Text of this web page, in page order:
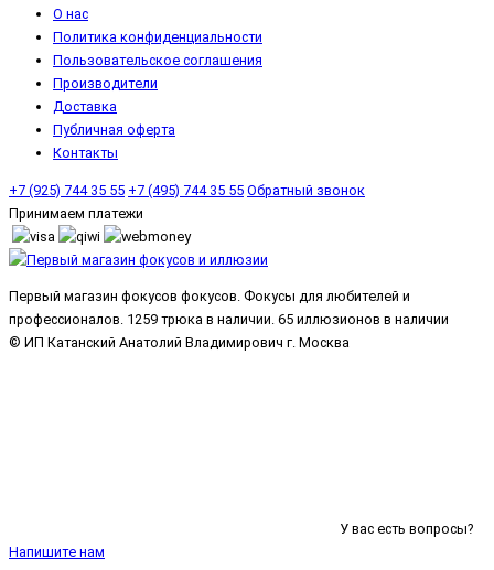
О нас
Политика конфиденциальности
Пользовательское соглашения
Производители
Доставка
Публичная оферта
Контакты
+7 (925) 744 35 55 +7 (495) 744 35 55 Обратный звонок
Принимаем платежи
Первый магазин фокусов фокусов. Фокусы для любителей и
профессионалов. 1259 трюка в наличии. 65 иллюзионов в наличии
© ИП Катанский Анатолий Владимирович г. Москва
У вас есть вопросы?
Напишите нам